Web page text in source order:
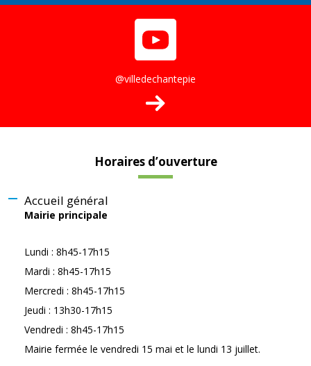
@villedechantepie
Horaires d’ouverture
Accueil général
Mairie principale
Lundi : 8h45-17h15
Mardi : 8h45-17h15
Mercredi : 8h45-17h15
Jeudi : 13h30-17h15
Vendredi : 8h45-17h15
Mairie fermée le vendredi 15 mai et le lundi 13 juillet.